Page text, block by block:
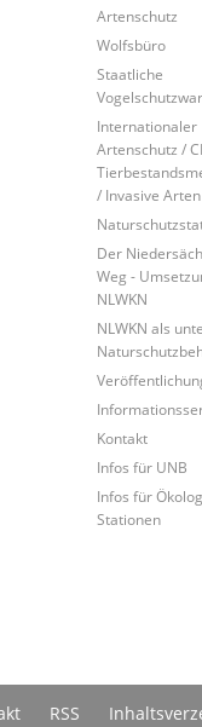
Artenschutz
Wolfsbüro
Staatliche
Internationaler
Artenschutz /
/ Invasive Arten
Der
Weg -
NLWKN
NLWKN als
Kontakt
Infos für UNB
Infos für
Stationen
RSS